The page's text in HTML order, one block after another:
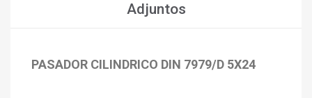
Adjuntos
PASADOR CILINDRICO DIN 7979/D 5X24